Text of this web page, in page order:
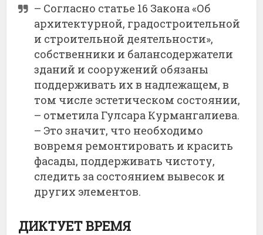
– Согласно статье 16 Закона «Об
архитектурной, градостроительной
и строительной деятельности»,
собственники и балансодержатели
зданий и сооружений обязаны
поддерживать их в надлежащем, в
том числе эстетическом состоянии,
– отметила Гулсара Курмангалиева.
– Это значит, что необходимо
вовремя ремонтировать и красить
фасады, поддерживать чистоту,
следить за состоянием вывесок и
других элементов.
ДИКТУЕТ ВРЕМЯ